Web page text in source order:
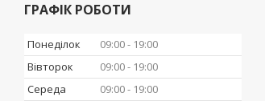
ГРАФІК РОБОТИ
Понеділок 09:00
19:00
Вівторок
09:00
19:00
Середа
09:00
19:00